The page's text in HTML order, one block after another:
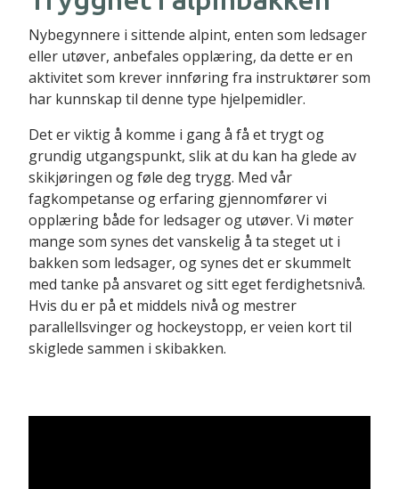
Nybegynnere i sittende alpint, enten som ledsager
eller utøver, anbefales opplæring, da dette er en
aktivitet som krever innføring fra instruktører som
har kunnskap til denne type hjelpemidler.
Det er viktig å komme i gang å få et trygt og
grundig utgangspunkt, slik at du kan ha glede av
skikjøringen og føle deg trygg. Med vår
fagkompetanse og erfaring gjennomfører vi
opplæring både for ledsager og utøver. Vi møter
mange som synes det vanskelig å ta steget ut i
bakken som ledsager, og synes det er skummelt
med tanke på ansvaret og sitt eget ferdighetsnivå.
Hvis du er på et middels nivå og mestrer
parallellsvinger og hockeystopp, er veien kort til
skiglede sammen i skibakken.